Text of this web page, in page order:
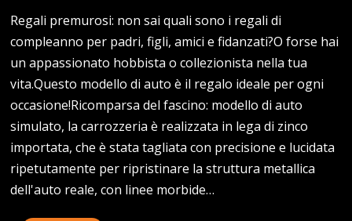
Regali premurosi: non sai quali sono i regali di
compleanno per padri, figli, amici e fidanzati?O forse hai
un appassionato hobbista o collezionista nella tua
vita.Questo modello di auto è il regalo ideale per ogni
occasione!Ricomparsa del fascino: modello di auto
simulato, la carrozzeria è realizzata in lega di zinco
importata, che è stata tagliata con precisione e lucidata
ripetutamente per ripristinare la struttura metallica
dell'auto reale, con linee morbide…